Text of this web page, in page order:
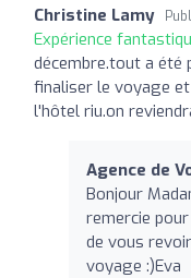
Christine Lamy
Expérience
décembre.tout a été
finaliser le voyage
l'hôtel riu.on
Agence de
Bonjour
remercie
de vous
voyage :)Eva